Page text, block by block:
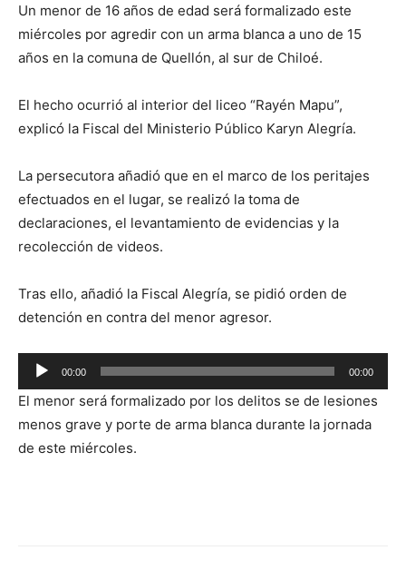
Un menor de 16 años de edad será formalizado este
miércoles por agredir con un arma blanca a uno de 15
años en la comuna de Quellón, al sur de Chiloé.
El hecho ocurrió al interior del liceo “Rayén Mapu”,
explicó la Fiscal del Ministerio Público Karyn Alegría.
La persecutora añadió que en el marco de los peritajes
efectuados en el lugar, se realizó la toma de
declaraciones, el levantamiento de evidencias y la
recolección de videos.
Tras ello, añadió la Fiscal Alegría, se pidió orden de
detención en contra del menor agresor.
Reproductor
de
audio
00:00 00:00
El menor será formalizado por los delitos se de lesiones
menos grave y porte de arma blanca durante la jornada
de este miércoles.